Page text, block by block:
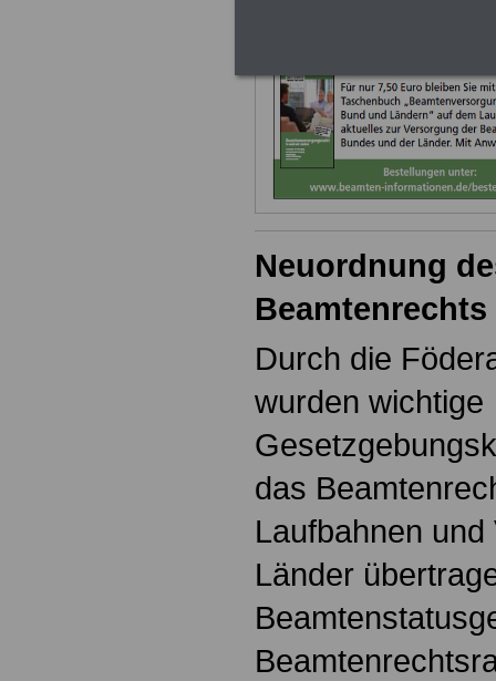
Neuordnung
Beamtenrechts
Durch die
wurden wichtige
das
Laufbahnen
Länder